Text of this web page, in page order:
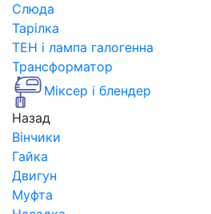
Слюда
Тарілка
ТЕН і лампа галогенна
Трансформатор
Міксер і блендер
Назад
Вінчики
Гайка
Двигун
Муфта